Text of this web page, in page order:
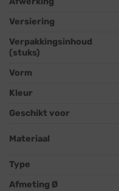
Versiering
Verpakkingsinhoud
(stuks)
Vorm
Kleur
Geschikt voor
Materiaal
Type
Afmeting Ø